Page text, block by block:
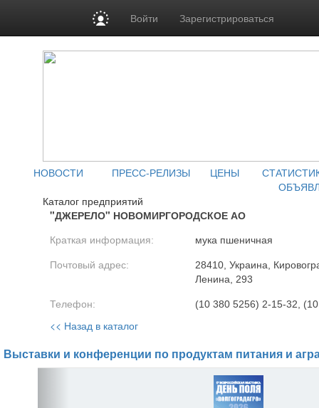
Войти Зарегистрироваться
НОВОСТИ ПРЕСС-РЕЛИЗЫ ЦЕНЫ
Каталог предприятий
"ДЖЕРЕЛО" НОВОМИРГОРОДСКОЕ АО
Краткая информация: мука пшеничная
Почтовый адрес:
28410, Украина,
Ленина, 293
Телефон: (10 380 5256) 2-15-32,
<< Назад в каталог
Выставки и конференции по продуктам питания и